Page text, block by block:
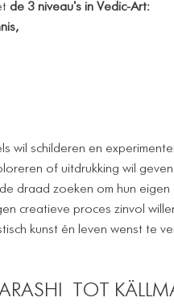
de 3 niveau's in Vedic-Art:
wil schilderen en
of uitdrukking wil
draad zoeken om hun
creatieve proces zinvol
kunst én leven wenst te
TOT